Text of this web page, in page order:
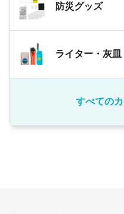
防災グッズ
ライター・灰皿
すべての